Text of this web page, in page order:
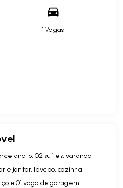
1 Vagas
02 suítes, varanda
e jantar, lavabo, cozinha
e 01 vaga de garagem.